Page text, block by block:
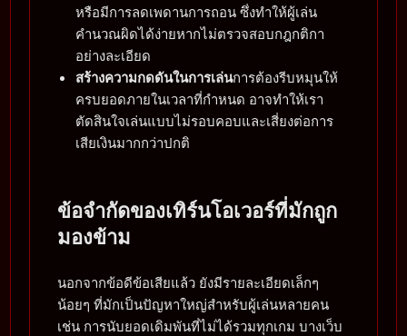
หรือมีการลดเพดานการถอน ซึ่งทำให้ผู้เล่น
คำนวณผิดได้ง่ายหากไม่ตรวจสอบกฎกติกา
อย่างละเอียด
สร้างความกดดันในการเล่นการต้องรีบหมุนให้
ครบยอดภายในเวลาที่กำหนด อาจทำให้เรา
ตัดสินใจเล่นแบบไม่รอบคอบและเสี่ยงต่อการ
เสียเงินมากกว่าปกติ
ข้อจำกัดของเทิร์นโอเวอร์ที่มักถูก
มองข้าม
นอกจากข้อดีข้อเสียแล้ว ยังมีรายละเอียดเล็กๆ
น้อยๆ ที่มักเป็นปัญหาใหญ่สำหรับผู้เล่นหลายคน
เช่น การนับยอดเดิมพันที่ไม่ได้รวมทุกเกม บางเว็บ